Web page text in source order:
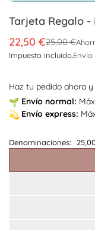
Tarjeta Regalo -
Precio
habitual
22,50 €25,00 €
Impuesto incluido.Envío
Haz tu pedido ahora y
Envíonormal:
Envíoexpress:
Denominaciones: